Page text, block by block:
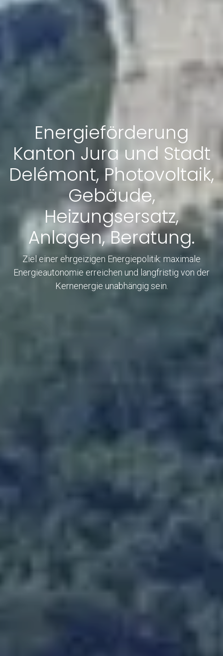
Energieförderung
Kanton Jura und Stadt
Delémont, Photovoltaik,
Gebäude,
Heizungsersatz,
Anlagen, Beratung.
Ziel einer ehrgeizigen Energiepolitik: maximale
Energieautonomie erreichen und langfristig von der
Kernenergie unabhängig sein.